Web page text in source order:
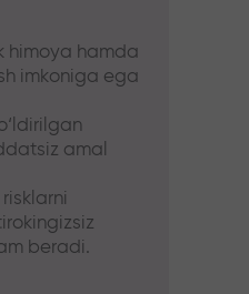
himoya hamda
imkoniga ega
amal
beradi.